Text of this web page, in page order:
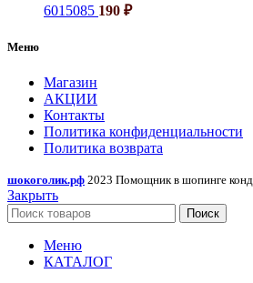
6015085 190 ₽
Меню
Магазин
АКЦИИ
Контакты
Политика конфиденциальности
Политика возврата
шокоголик.рф 2023 Помощник в шопинге
Закрыть
Поиск
Меню
КАТАЛОГ